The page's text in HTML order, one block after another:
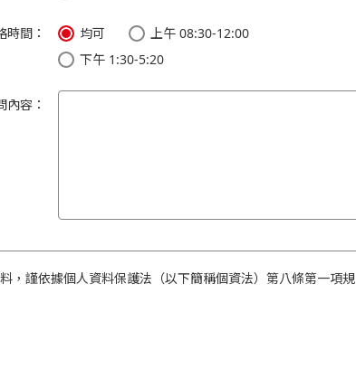
時間： 均可
上午 08:30-12:00
下午 1:30-5:20
內容：
謹依據個人資料保護法（以下簡稱個資法）第八條第一項規